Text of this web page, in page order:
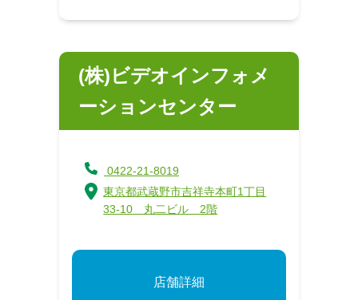
(株)ビデオインフォメ
ーションセンター
0422-21-8019
東京都武蔵野市吉祥寺本町1丁目
33-10 丸二ビル 2階
店舗詳細